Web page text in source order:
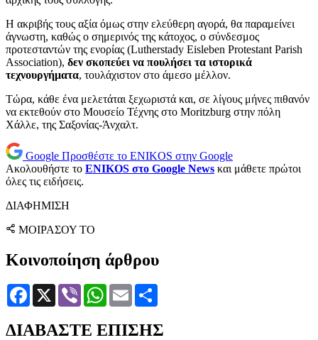
Η ακριβής τους αξία όμως στην ελεύθερη αγορά, θα παραμείνει
άγνωστη, καθώς ο σημερινός της κάτοχος, ο σύνδεσμος
προτεσταντών της ενορίας (Lutherstady Eisleben Protestant Parish
Association), δεν σκοπεύει να πουλήσει τα ιστορικά
τεχνουργήματα, τουλάχιστον στο άμεσο μέλλον.
Τώρα, κάθε ένα μελετάται ξεχωριστά και, σε λίγους μήνες πιθανόν
να εκτεθούν στο Μουσείο Τέχνης στο Moritzburg στην πόλη
Χάλλε, της Σαξονίας-Άνχαλτ.
Google Προσθέστε το ENIKOS στην Google
Ακολουθήστε το ENIKOS στο Google News και μάθετε πρώτοι
όλες τις ειδήσεις.
ΔΙΑΦΗΜΙΣΗ
ΜΟΙΡΑΣΟΥ ΤΟ
Κοινοποίηση άρθρου
Facebook
X Viber WhatsApp
Email
ΔΙΑΒΑΣΤΕ ΕΠΙΣΗΣ